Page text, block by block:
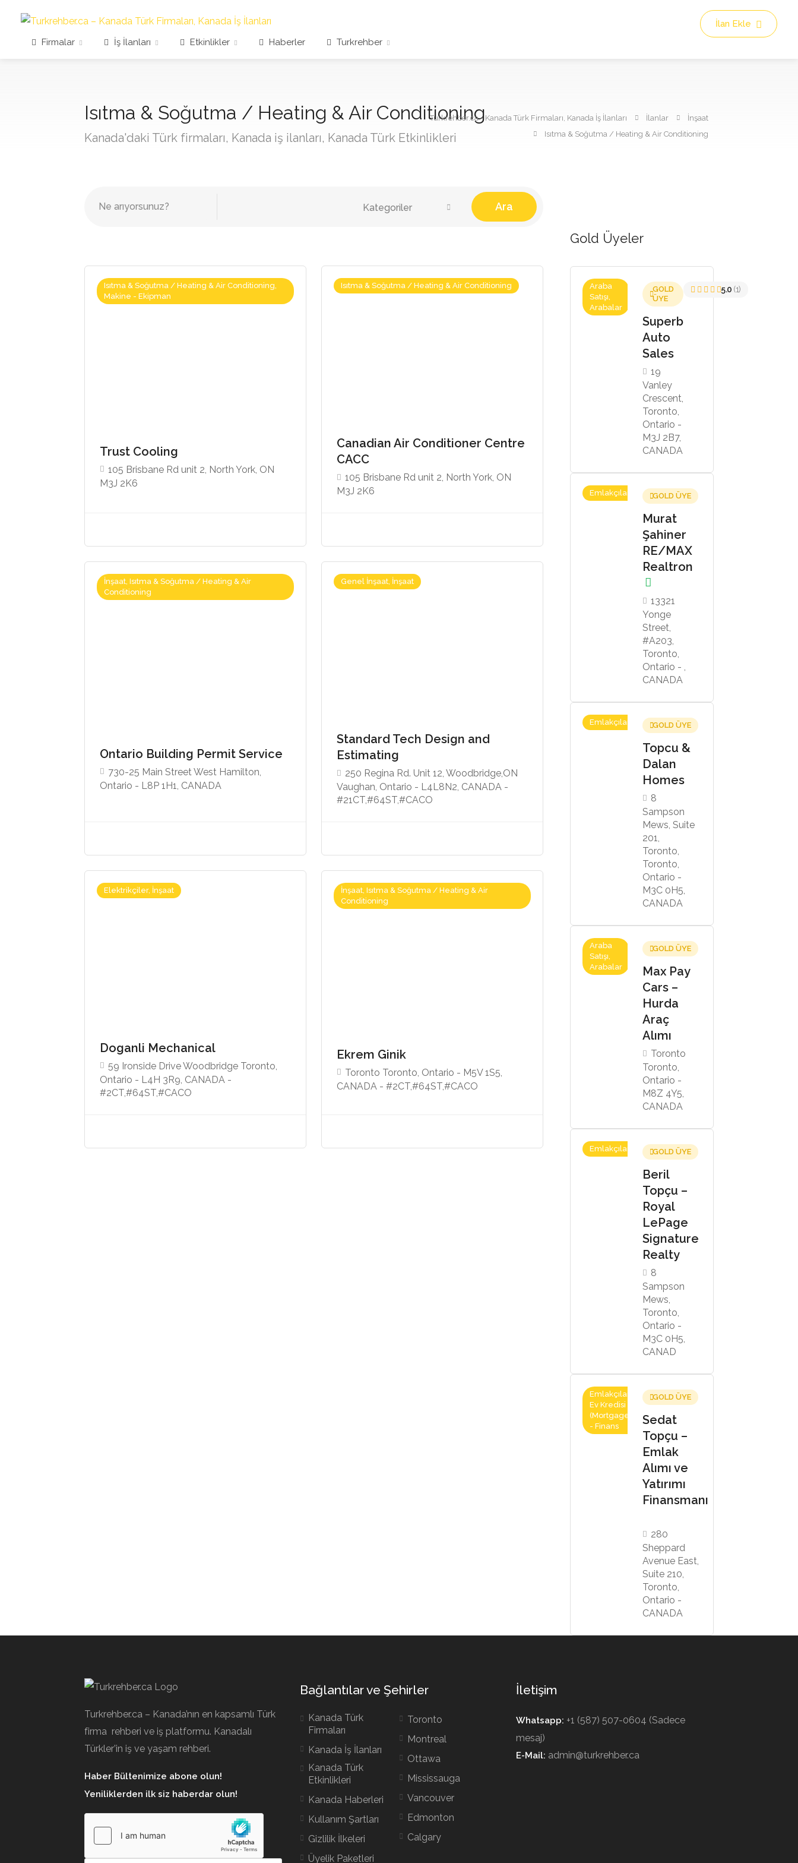
Firmalar İş İlanları Etkinlikler Haberler Turkrehber
İlan Ekle
Isıtma & Soğutma / Heating & Air Conditioning
Kanada'daki Türk firmaları, Kanada iş ilanları, Kanada Türk Etkinlikleri
Turkrehber.ca - Kanada Türk Firmaları, Kanada İş İlanları İlanlar
İnşaat
Isıtma & Soğutma / Heating & Air Conditioning
Kategoriler Ara
Isıtma & Soğutma / Heating & Air Conditioning,
Makine - Ekipman
Trust Cooling
105 Brisbane Rd unit 2, North York, ON
M3J 2K6
Isıtma & Soğutma / Heating & Air Conditioning
Canadian Air Conditioner Centre
CACC
105 Brisbane Rd unit 2, North York, ON
M3J 2K6
İnşaat, Isıtma & Soğutma / Heating & Air
Conditioning
Ontario Building Permit Service
730-25 Main Street West Hamilton,
Ontario - L8P 1H1, CANADA
Genel İnşaat, İnşaat
Standard Tech Design and
Estimating
250 Regina Rd. Unit 12, Woodbridge,ON
Vaughan, Ontario - L4L8N2, CANADA -
#21CT,#64ST,#CACO
Elektrikçiler, İnşaat
Doganli Mechanical
59 Ironside Drive Woodbridge Toronto,
Ontario - L4H 3R9, CANADA -
#2CT,#64ST,#CACO
İnşaat, Isıtma & Soğutma / Heating & Air
Conditioning
Ekrem Ginik
Toronto Toronto, Ontario - M5V 1S5,
CANADA - #2CT,#64ST,#CACO
Gold Üyeler
Araba
Satışı,
Arabalar
GOLD
ÜYE
Superb
Auto
Sales
19
Vanley
Crescent,
Toronto,
Ontario -
M3J 2B7,
CANADA
5.0 (1)
Emlakçılar GOLD ÜYE
Murat
Şahiner
RE/MAX
Realtron
13321
Yonge
Street,
#A203,
Toronto,
Ontario - ,
CANADA
Emlakçılar GOLD ÜYE
Topcu &
Dalan
Homes
8
Sampson
Mews, Suite
201,
Toronto,
Toronto,
Ontario -
M3C 0H5,
CANADA
Araba
Satışı,
Arabalar
GOLD ÜYE
Max Pay
Cars –
Hurda
Araç
Alımı
Toronto
Toronto,
Ontario -
M8Z 4Y5,
CANADA
Emlakçılar GOLD ÜYE
Beril
Topçu –
Royal
LePage
Signature
Realty
8
Sampson
Mews,
Toronto,
Ontario -
M3C 0H5,
CANAD
Emlakçılar,
Ev Kredisi
(Mortgage)
- Finans
GOLD ÜYE
Sedat
Topçu –
Emlak
Alımı ve
Yatırımı
Finansmanı
280
Sheppard
Avenue East,
Suite 210,
Toronto,
Ontario -
CANADA
Turkrehber.ca – Kanada’nın en kapsamlı Türk
firma rehberi ve iş platformu. Kanadalı
Türkler’in iş ve yaşam rehberi.
Haber Bültenimize abone olun!
Yeniliklerden ilk siz haberdar olun!
Bağlantılar ve Şehirler
Kanada Türk
Firmaları
Kanada İş İlanları
Kanada Türk
Etkinlikleri
Kanada Haberleri
Kullanım Şartları
Gizlilik İlkeleri
Üyelik Paketleri
Toronto
Montreal
Ottawa
Mississauga
Vancouver
Edmonton
Calgary
İletişim
Whatsapp: +1 (587) 507-0604 (Sadece
mesaj)
E-Mail: admin@turkrehber.ca